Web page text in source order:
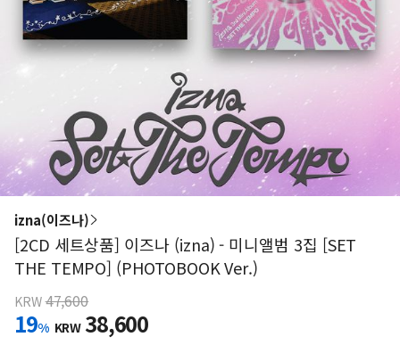
izna(이즈나)
[2CD 세트상품] 이즈나 (izna) - 미니앨범 3집 [SET
THE TEMPO] (PHOTOBOOK Ver.)
KRW 47,600
19% KRW 38,600